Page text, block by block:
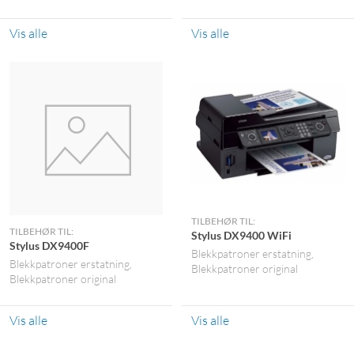
Vis alle Vis alle
TILBEHØR TIL:
Stylus DX9400F
Blekkpatroner erstatning
Blekkpatroner original
Vis alle
TILBEHØR TIL:
Stylus DX9400 WiFi
Blekkpatroner erstatning
Blekkpatroner original
Vis alle